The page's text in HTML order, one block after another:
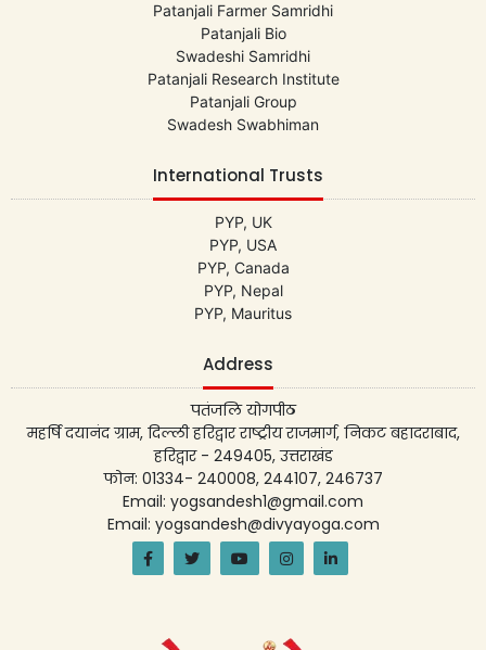
Patanjali Farmer Samridhi
Patanjali Bio
Swadeshi Samridhi
Patanjali Research Institute
Patanjali Group
Swadesh Swabhiman
International Trusts
PYP, UK
PYP, USA
PYP, Canada
PYP, Nepal
PYP, Mauritus
Address
पतंजलि योगपीठ
महर्षि दयानंद ग्राम, दिल्ली हरिद्वार राष्ट्रीय राजमार्ग, निकट बहादराबाद,
हरिद्वार - 249405, उत्तराखंड
फोन: 01334- 240008, 244107, 246737
Email: yogsandesh1@gmail.com
Email: yogsandesh@divyayoga.com